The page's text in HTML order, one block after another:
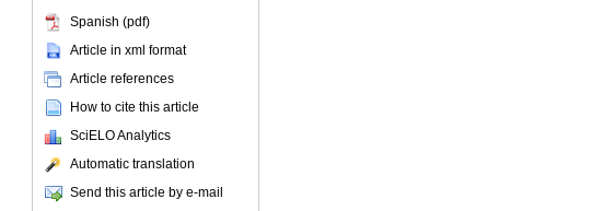
Spanish (pdf)
Article in xml format
Article references
How to cite this article
SciELO Analytics
Automatic translation
Send this article by e-mail